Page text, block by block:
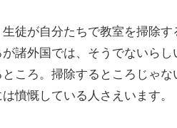
徒が自分たちで教室を掃除
諸外国では、そうでないら
ころ。掃除するところじゃ
憤慨している人さえいます。